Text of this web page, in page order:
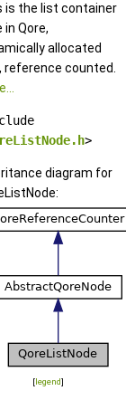
is the list container
in Qore,
allocated
reference counted.
>
diagram for
[legend]